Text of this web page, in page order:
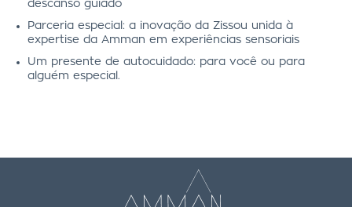
descanso guiado
Parceria especial: a inovação da Zissou unida à
expertise da Amman em experiências sensoriais
Um presente de autocuidado: para você ou para
alguém especial.